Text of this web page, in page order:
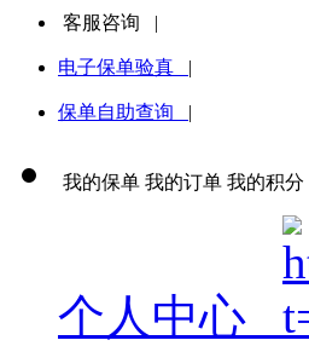
客服咨询 |
电子保单验真 |
保单自助查询 |
我的保单 我的订单 我的积分
个人中心